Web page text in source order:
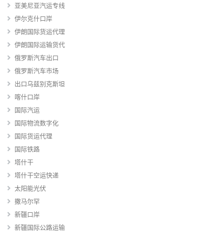
亚美尼亚汽运专线
伊尔克什口岸
伊朗国际货运代理
伊朗国际运输货代
俄罗斯汽车出口
俄罗斯汽车市场
出口乌兹别克斯坦
喀什口岸
国际汽运
国际物流数字化
国际货运代理
国际铁路
塔什干
塔什干空运快递
太阳能光伏
撒马尔罕
新疆口岸
新疆国际公路运输